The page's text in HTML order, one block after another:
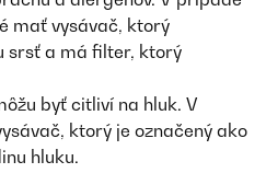
mať vysávač, ktorý
srsť a má filter, ktorý
byť citliví na hluk. V
ktorý je označený ako
hluku.